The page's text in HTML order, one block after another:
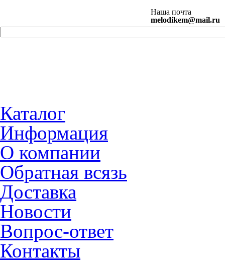
Наша почта
melodikem@mail.ru
Каталог
Информация
О компании
Обратная всязь
Доставка
Новости
Вопрос-ответ
Контакты